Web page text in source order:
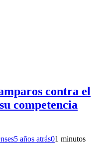
contra el
competencia
5 años atrás01 minutos